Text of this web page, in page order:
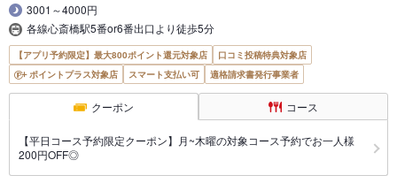
3001～4000円
各線心斎橋駅5番or6番出口より徒歩5分
【アプリ予約限定】最大800ポイント還元対象店
口コミ投稿特典対象店
ポイントプラス対象店
スマート支払い可 適格請求書発行事業者
クーポン コース
【平日コース予約限定クーポン】月~木曜の対象コース予約でお一人様
200円OFF◎